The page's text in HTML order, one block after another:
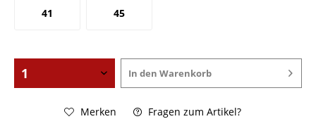
41 45
In den Warenkorb
Merken Fragen zum Artikel?